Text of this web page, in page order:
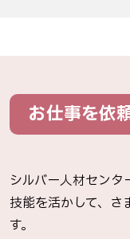
お仕事を依
シルバー人材センタ
技能を活かして、さ
す。